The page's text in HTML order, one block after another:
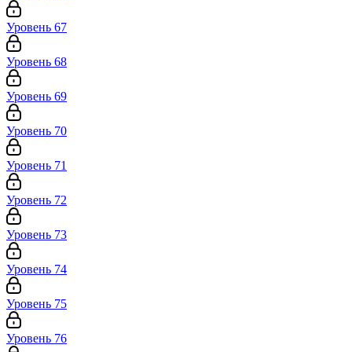
Уровень 67
Уровень 68
Уровень 69
Уровень 70
Уровень 71
Уровень 72
Уровень 73
Уровень 74
Уровень 75
Уровень 76